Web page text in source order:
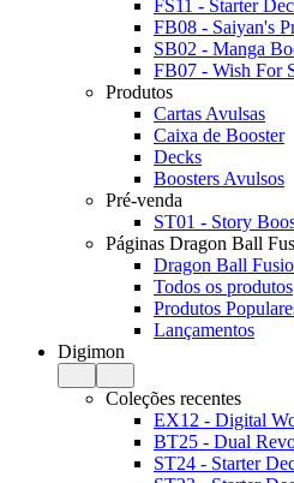
FS11 - Starter
FB08 - Saiyan's
SB02 - Manga
FB07 - Wish For
Produtos
Cartas Avulsas
Caixa de Booster
Decks
Boosters Avulsos
Pré-venda
ST01 - Story
Páginas Dragon Ball
Dragon Ball
Todos os produtos
Produtos
Lançamentos
Digimon
Coleções recentes
EX12 - Digital
BT25 - Dual
ST24 - Starter